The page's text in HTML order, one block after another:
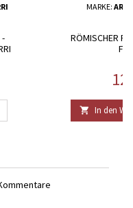
-
MARKE:
RÖMISCHER
 In den